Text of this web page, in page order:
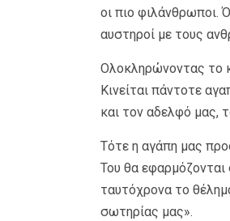
οι πιο φιλάνθρωποι.
αυστηροί με τους
Ολοκληρώνοντας το
Κινείται πάντοτε
και τον αδελφό μας,
Τότε η αγάπη μας
Του θα
ταυτόχρονα το
σωτηρίας μας».